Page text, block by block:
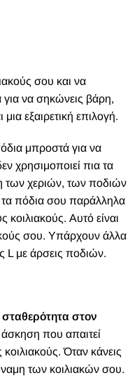
σου και να
να σηκώνεις βάρη,
μια εξαιρετική επιλογή.
μπροστά για να
χρησιμοποιεί πια τα
των χεριών, των ποδιών
τα πόδια σου παράλληλα
κοιλιακούς. Αυτό είναι
σου. Yπάρχουν άλλα
L με άρσεις ποδιών.
σταθερότητα στον
άσκηση που απαιτεί
Όταν κάνεις
των κοιλιακών σου.